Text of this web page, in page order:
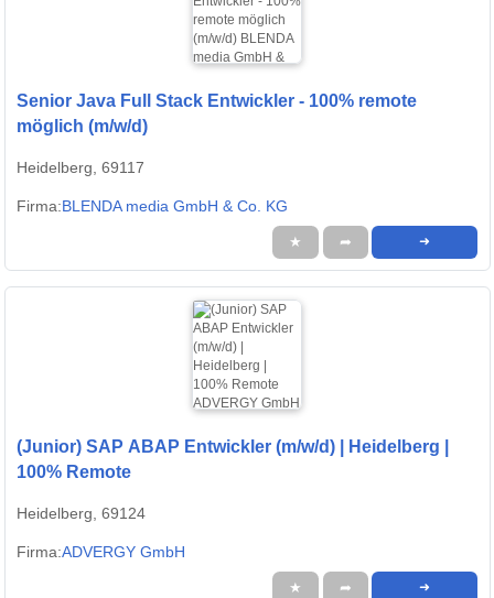
Senior Java Full Stack Entwickler - 100% remote
möglich (m/w/d)
Heidelberg, 69117
Firma:BLENDA media GmbH & Co. KG
★ ➦ ➜
(Junior) SAP ABAP Entwickler (m/w/d) | Heidelberg |
100% Remote
Heidelberg, 69124
Firma:ADVERGY GmbH
★ ➦ ➜